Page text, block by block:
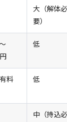
大（解体必
要）
低
料 低
中（持込必